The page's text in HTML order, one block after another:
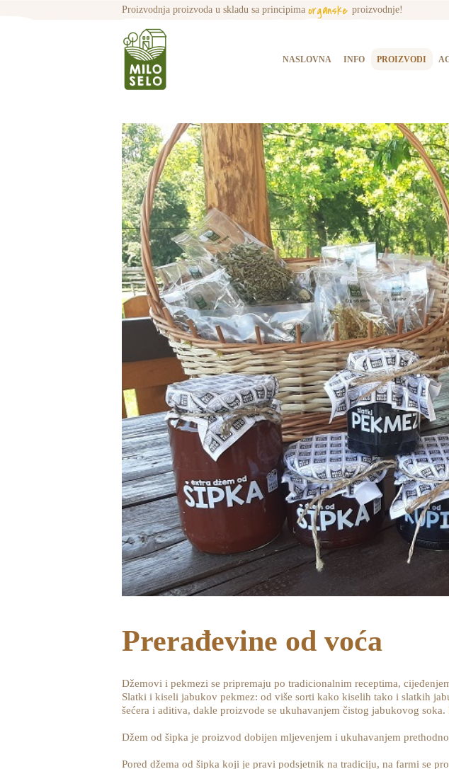
Proizvodnja proizvoda u skladu sa principima organske proizvodnje!
NASLOVNA INFO PROIZVODI
INFO
MINI
KUPI
Prerađevine od voća
Džemovi i pekmezi se pripremaju po tradicionalnim receptima,
Slatki i kiseli jabukov pekmez: od više sorti kako kiselih tako i slatkih
šećera i aditiva, dakle proizvode se ukuhavanjem čistog jabukovog
Džem od šipka je proizvod dobijen mljevenjem i ukuhavanjem
Pored džema od šipka koji je pravi podsjetnik na tradiciju, na farmi se